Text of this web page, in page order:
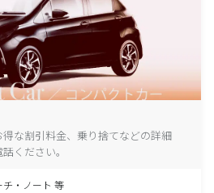
な割引料金、乗り捨てなどの詳細
ください。
チ・ノート 等